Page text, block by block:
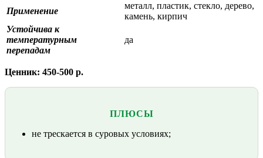
Применение
металл, пластик, стекло, дерево,
камень, кирпич
Устойчива к
температурным
перепадам
да
Ценник: 450-500 р.
ПЛЮСЫ
не трескается в суровых условиях;